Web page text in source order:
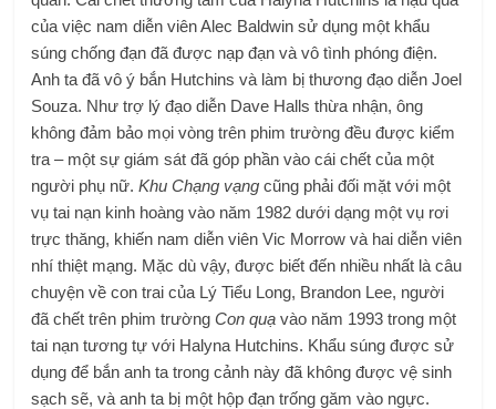
của việc nam diễn viên Alec Baldwin sử dụng một khẩu
súng chống đạn đã được nạp đạn và vô tình phóng điện.
Anh ta đã vô ý bắn Hutchins và làm bị thương đạo diễn Joel
Souza. Như trợ lý đạo diễn Dave Halls thừa nhận, ông
không đảm bảo mọi vòng trên phim trường đều được kiểm
tra – một sự giám sát đã góp phần vào cái chết của một
người phụ nữ.Khu Chạng vạngcũng phải đối mặt với một
vụ tai nạn kinh hoàng vào năm 1982 dưới dạng một vụ rơi
trực thăng, khiến nam diễn viên Vic Morrow và hai diễn viên
nhí thiệt mạng. Mặc dù vậy, được biết đến nhiều nhất là câu
chuyện về con trai của Lý Tiểu Long, Brandon Lee, người
đã chết trên phim trườngCon quạvào năm 1993 trong một
tai nạn tương tự với Halyna Hutchins. Khẩu súng được sử
dụng để bắn anh ta trong cảnh này đã không được vệ sinh
sạch sẽ, và anh ta bị một hộp đạn trống găm vào ngực.